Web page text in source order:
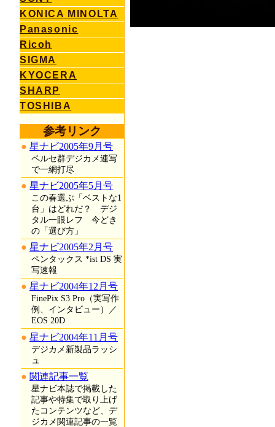
KONICA MINOLTA
Panasonic
Ricoh
SIGMA
KYOCERA
SHARP
TOSHIBA
参考リンク
星ナビ2005年9月号
ペルセ群デジカメ連写
で一網打尽
星ナビ2005年5月号
この春選ぶ「ベストな1
台」はどれだ？ デジ
タル一眼レフ 今どき
の「選び方」
星ナビ2005年2月号
ペンタックス *ist DS 実
写速報
星ナビ2004年12月号
FinePix S3 Pro（実写作
例、インタビュー）／
EOS 20D
星ナビ2004年11月号
デジカメ新製品ラッシ
ュ
関連記事一覧
星ナビ本誌で掲載した
記事や特集で取り上げ
たコンテンツなど、デ
ジカメ関連記事の一覧